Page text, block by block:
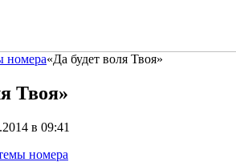
номера«Да будет воля Твоя»
Твоя»
в 09:41
номера